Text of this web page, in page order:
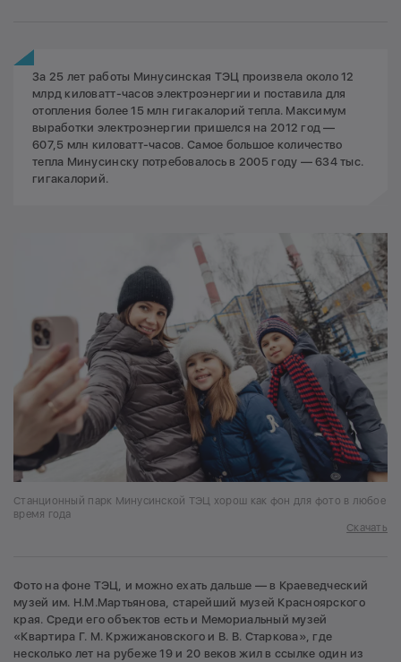
За 25 лет работы Минусинская ТЭЦ произвела около 12
млрд киловатт-часов электроэнергии и поставила для
отопления более 15 млн гигакалорий тепла. Максимум
выработки электроэнергии пришелся на 2012 год —
607,5 млн киловатт-часов. Самое большое количество
тепла Минусинску потребовалось в 2005 году — 634 тыс.
гигакалорий.
Станционный парк Минусинской ТЭЦ хорош как фон для фото в любое
время года
Скачать
Фото на фоне ТЭЦ, и можно ехать дальше — в Краеведческий
музей им. Н.М.Мартьянова, старейший музей Красноярского
края. Среди его объектов есть и Мемориальный музей
«Квартира Г. М. Кржижановского и В. В. Старкова», где
несколько лет на рубеже 19 и 20 веков жил в ссылке один из